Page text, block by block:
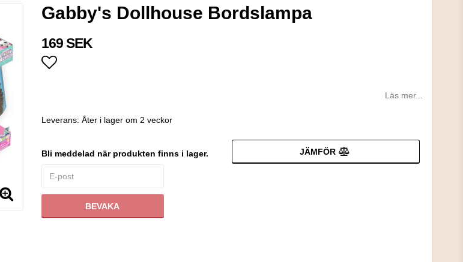
Gabby's Dollhouse Bordslampa
169 SEK
Läs mer...
Leverans: Åter i lager om 2 veckor
Bli meddelad när produkten finns i lager.
BEVAKA
JÄMFÖR